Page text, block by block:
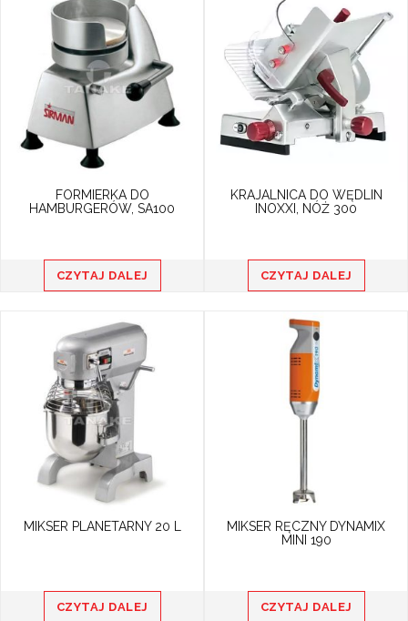
FORMIERKA DO
HAMBURGERÓW, SA100
CZYTAJ DALEJ
KRAJALNICA DO WĘDLIN
INOXXI, NÓŻ 300
CZYTAJ DALEJ
MIKSER PLANETARNY 20 L
CZYTAJ DALEJ
MIKSER RĘCZNY DYNAMIX
MINI 190
CZYTAJ DALEJ